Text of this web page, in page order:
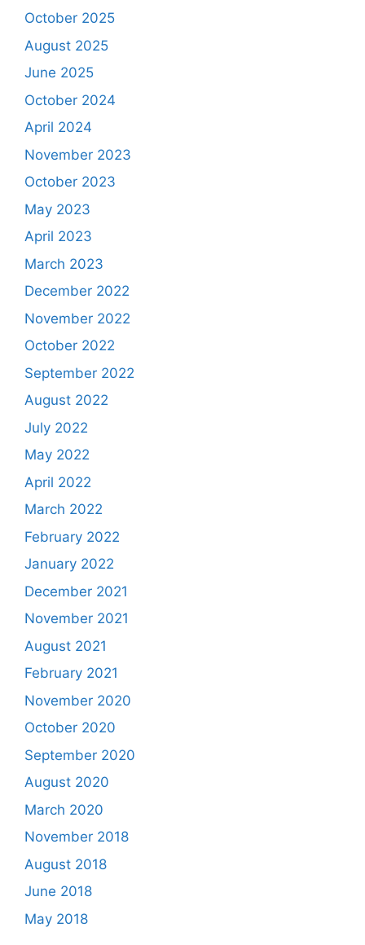
October 2025
August 2025
June 2025
October 2024
April 2024
November 2023
October 2023
May 2023
April 2023
March 2023
December 2022
November 2022
October 2022
September 2022
August 2022
July 2022
May 2022
April 2022
March 2022
February 2022
January 2022
December 2021
November 2021
August 2021
February 2021
November 2020
October 2020
September 2020
August 2020
March 2020
November 2018
August 2018
June 2018
May 2018